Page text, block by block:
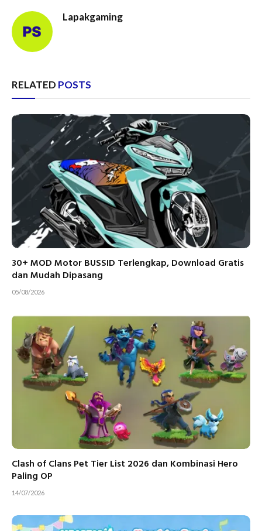
Lapakgaming
RELATED POSTS
30+ MOD Motor BUSSID Terlengkap, Download Gratis
dan Mudah Dipasang
05/08/2026
Clash of Clans Pet Tier List 2026 dan Kombinasi Hero
Paling OP
14/07/2026